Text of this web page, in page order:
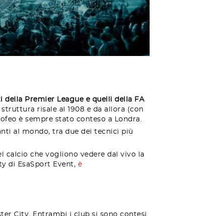
Premier League e quelli della FA
risale al 1908 e da allora (con
è sempre stato conteso a Londra.
al mondo, tra due dei tecnici più
calcio che vogliono vedere dal vivo la
di EsaSport Event, è